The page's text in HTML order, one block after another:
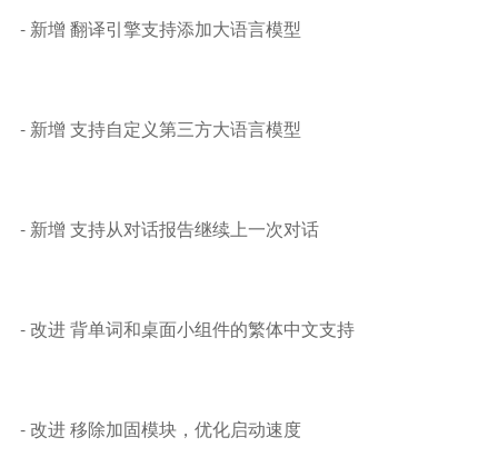
- 新增 翻译引擎支持添加大语言模型
- 新增 支持自定义第三方大语言模型
- 新增 支持从对话报告继续上一次对话
- 改进 背单词和桌面小组件的繁体中文支持
- 改进 移除加固模块，优化启动速度